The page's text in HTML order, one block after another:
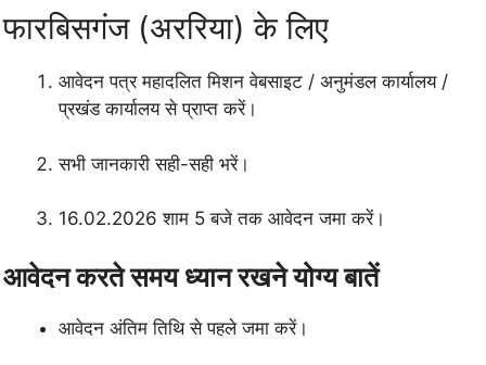
फारबिसगंज (अररिया) के लिए
आवेदन पत्र महादलित मिशन वेबसाइट / अनुमंडल कार्यालय /
प्रखंड कार्यालय से प्राप्त करें।
सभी जानकारी सही-सही भरें।
16.02.2026 शाम 5 बजे तक आवेदन जमा करें।
आवेदन करते समय ध्यान रखने योग्य बातें
आवेदन अंतिम तिथि से पहले जमा करें।